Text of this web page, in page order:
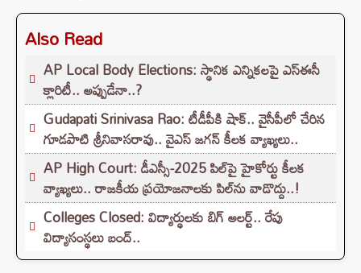
Also Read
AP Local Body Elections: స్థానిక ఎన్నికలపై ఎస్ఈసీ
క్లారిటీ.. అప్పుడేనా..?
Gudapati Srinivasa Rao: టీడీపీకి షాక్‌.. వైసీపీలో చేరిన
గూడపాటి శ్రీనివాసరావు.. వైఎస్‌ జగన్‌ కీలక వ్యాఖ్యలు..
AP High Court: డీఎస్సీ-2025 పిల్‌పై హైకోర్టు కీలక
వ్యాఖ్యలు.. రాజకీయ ప్రయోజనాలకు పిల్‌ను వాడొద్దు..!
Colleges Closed: విద్యార్థులకు బిగ్ అలర్ట్.. రేపు
విద్యాసంస్థలు బంద్..